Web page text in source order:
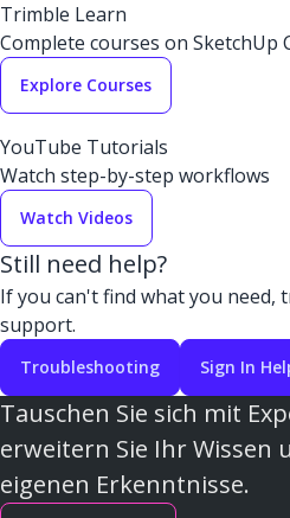
Trimble Learn
Complete courses on SketchUp
Explore Courses
YouTube Tutorials
Watch step-by-step workflows
Watch Videos
Still need help?
If you can't find what you need,
support.
Troubleshooting Sign In
Tauschen Sie sich mit
erweitern Sie Ihr Wissen
eigenen Erkenntnisse.